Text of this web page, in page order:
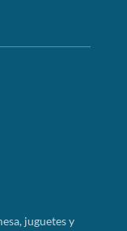
juguetes y